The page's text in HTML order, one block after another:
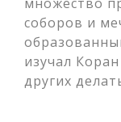
соборов и
изучал
других